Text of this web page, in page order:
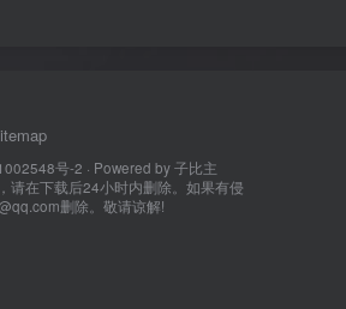
号-2 · Powered by子比主
请在下载后24小时内删除。如果有侵
删除。敬请谅解!